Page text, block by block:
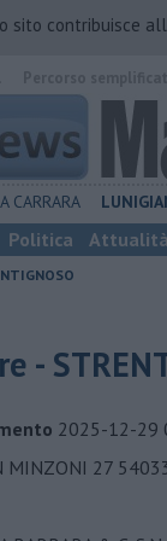
sito contribuisce
CARRARA
Politica Attualità
-
2025-12-29
MINZONI 27